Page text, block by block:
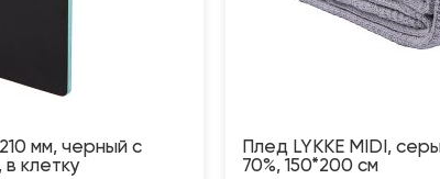
мм, черный с
клетку
Плед LYKKE MIDI,
70%, 150*200 см